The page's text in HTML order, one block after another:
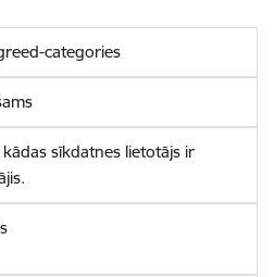
categories
sīkdatnes lietotājs ir